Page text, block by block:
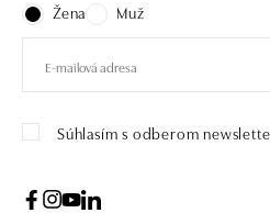
Žena
Muž
Súhlasím s odberom